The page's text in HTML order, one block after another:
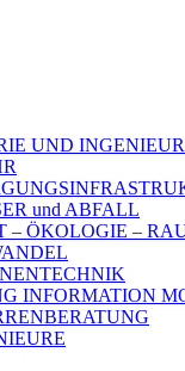
UND
und ABFALL
– ÖKOLOGIE –
INFORMATION